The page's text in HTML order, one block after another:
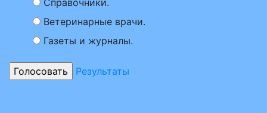
Справочники.
Ветеринарные врачи.
Газеты и журналы.
Результаты